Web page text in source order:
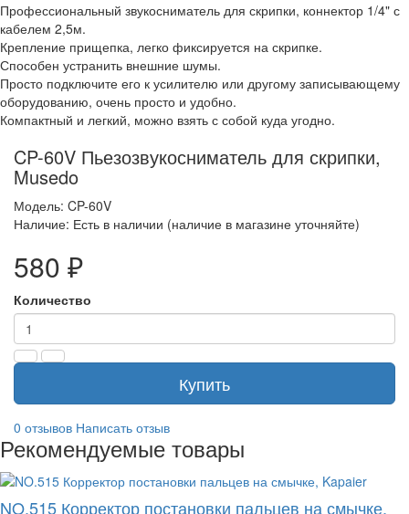
Профессиональный звукосниматель для скрипки, коннектор 1/4" с
кабелем 2,5м.
Крепление прищепка, легко фиксируется на скрипке.
Способен устранить внешние шумы.
Просто подключите его к усилителю или другому записывающему
оборудованию, очень просто и удобно.
Компактный и легкий, можно взять с собой куда угодно.
CP-60V Пьезозвукосниматель для скрипки,
Musedo
Модель: CP-60V
Наличие: Есть в наличии (наличие в магазине уточняйте)
580 ₽
Количество
Купить
0 отзывов Написать отзыв
Рекомендуемые товары
NO.515 Корректор постановки пальцев на смычке,